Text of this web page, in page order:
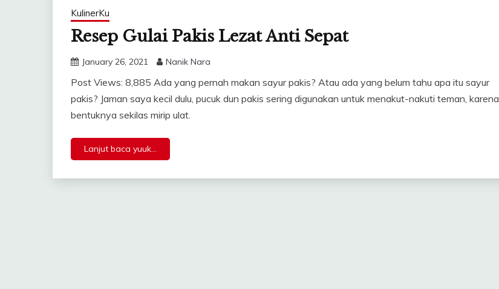
KulinerKu
Resep Gulai Pakis Lezat Anti Sepat
January 26, 2021 Nanik Nara
Post Views: 8,885 Ada yang pernah makan sayur pakis? Atau ada yang belum tahu apa itu sayur
pakis? Jaman saya kecil dulu, pucuk dun pakis sering digunakan untuk menakut-nakuti teman, karena
bentuknya sekilas mirip ulat.
Lanjut baca yuuk...